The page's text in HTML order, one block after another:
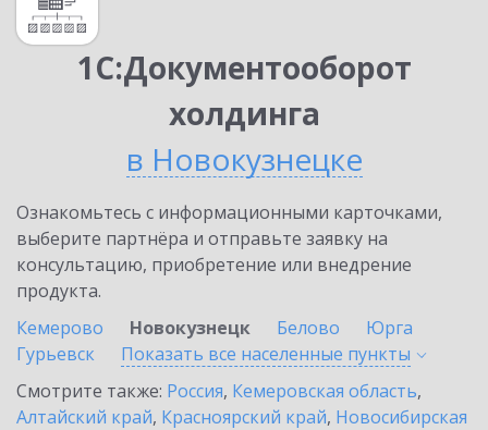
1С:Документооборот
холдинга
в Новокузнецке
Ознакомьтесь с информационными карточками,
выберите партнёра и отправьте заявку на
консультацию, приобретение или внедрение
продукта.
Кемерово
Новокузнецк Белово
Юрга
Гурьевск
Показать все населенные пункты
Смотрите также: Россия, Кемеровская область,
Алтайский край, Красноярский край, Новосибирская